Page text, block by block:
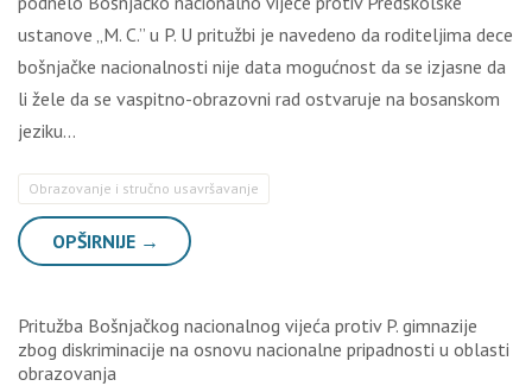
ustanove „M. C.” u P. U pritužbi je navedeno da roditeljima dece
bošnjačke nacionalnosti nije data mogućnost da se izjasne da
li žele da se vaspitno-obrazovni rad ostvaruje na bosanskom
jeziku…
Obrazovanje i stručno usavršavanje
OPŠIRNIJE →
Pritužba Bošnjačkog nacionalnog vijeća protiv P. gimnazije
zbog diskriminacije na osnovu nacionalne pripadnosti u oblasti
obrazovanja